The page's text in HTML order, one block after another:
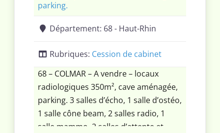
parking.
Département: 68 - Haut-Rhin
Rubriques: Cession de cabinet
68 – COLMAR – A vendre – locaux
radiologiques 350m², cave aménagée,
parking. 3 salles d’écho, 1 salle d’ostéo,
1 salle cône beam, 2 salles radio, 1
salle mammo, 2 salles d’attente et